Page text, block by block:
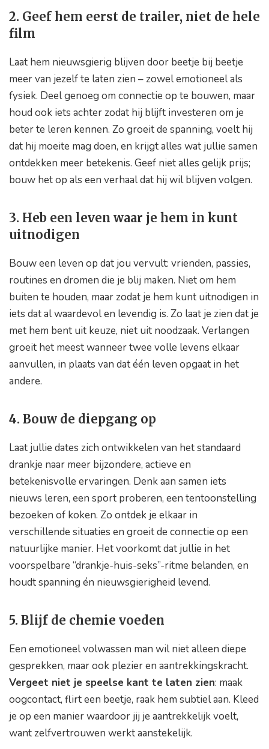
2. Geef hem eerst de trailer, niet de hele
film
Laat hem nieuwsgierig blijven door beetje bij beetje
meer van jezelf te laten zien – zowel emotioneel als
fysiek. Deel genoeg om connectie op te bouwen, maar
houd ook iets achter zodat hij blijft investeren om je
beter te leren kennen. Zo groeit de spanning, voelt hij
dat hij moeite mag doen, en krijgt alles wat jullie samen
ontdekken meer betekenis. Geef niet alles gelijk prijs;
bouw het op als een verhaal dat hij wil blijven volgen.
3. Heb een leven waar je hem in kunt
uitnodigen
Bouw een leven op dat jou vervult: vrienden, passies,
routines en dromen die je blij maken. Niet om hem
buiten te houden, maar zodat je hem kunt uitnodigen in
iets dat al waardevol en levendig is. Zo laat je zien dat je
met hem bent uit keuze, niet uit noodzaak. Verlangen
groeit het meest wanneer twee volle levens elkaar
aanvullen, in plaats van dat één leven opgaat in het
andere.
4. Bouw de diepgang op
Laat jullie dates zich ontwikkelen van het standaard
drankje naar meer bijzondere, actieve en
betekenisvolle ervaringen. Denk aan samen iets
nieuws leren, een sport proberen, een tentoonstelling
bezoeken of koken. Zo ontdek je elkaar in
verschillende situaties en groeit de connectie op een
natuurlijke manier. Het voorkomt dat jullie in het
voorspelbare “drankje-huis-seks”-ritme belanden, en
houdt spanning én nieuwsgierigheid levend.
5. Blijf de chemie voeden
Een emotioneel volwassen man wil niet alleen diepe
gesprekken, maar ook plezier en aantrekkingskracht.
Vergeet niet je speelse kant te laten zien: maak
oogcontact, flirt een beetje, raak hem subtiel aan. Kleed
je op een manier waardoor jij je aantrekkelijk voelt,
want zelfvertrouwen werkt aanstekelijk.